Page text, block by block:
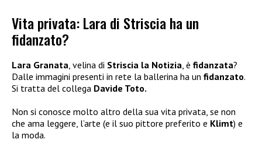
Vita privata: Lara di Striscia ha un
fidanzato?
Lara Granata , velina di Striscia la Notizia , è fidanzata?
Dalle immagini presenti in rete la ballerina ha un fidanzato.
Si tratta del collega Davide Toto.
Non si conosce molto altro della sua vita privata, se non
che ama leggere, l’arte (e il suo pittore preferito e Klimt) e
la moda.